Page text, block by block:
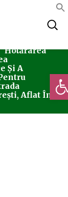
Hotărârea
Și A
Aflat În